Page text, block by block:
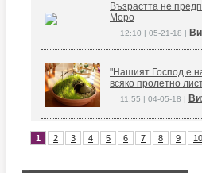
Възрастта не
Моро
12:10 | 05-21-18 |
"Нашият Господ е
всяко пролетно
11:55 | 04-05-18 |
1 2 3 4 5 6 7 8 9 10